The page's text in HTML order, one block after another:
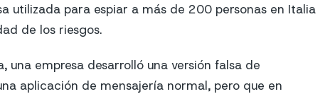
utilizada para espiar a más de 200 personas en Italia
de los riesgos.
una empresa desarrolló una versión falsa de
aplicación de mensajería normal, pero que en